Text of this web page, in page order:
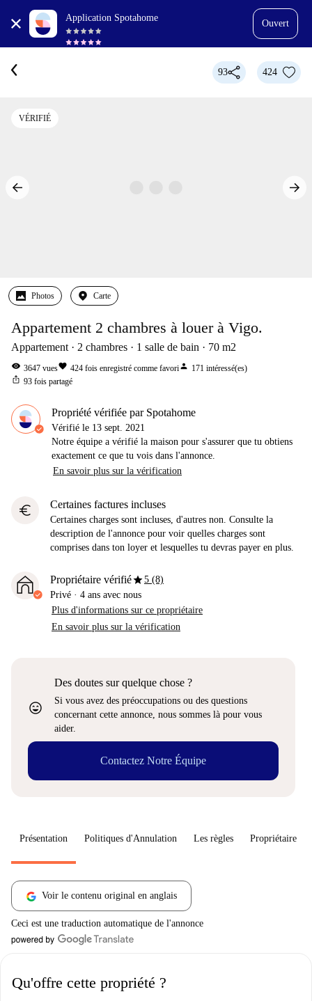
Application Spotahome
Ouvert
93 424
VÉRIFIÉ
Photos Carte
Appartement 2 chambres à louer à Vigo.
Appartement 2 chambres 1 salle de bain 70 m2
visibility 3647 vuesfavorite 424 fois enregistré comme favoriperson 171 intéressé(es)
ios_share 93 fois partagé
Propriété vérifiée par Spotahome
Vérifié le 13 sept. 2021
Notre équipe a vérifié la maison pour s'assurer que tu obtiens
exactement ce que tu vois dans l'annonce.
En savoir plus sur la vérification
euro Certaines factures incluses
Certaines charges sont incluses, d'autres non. Consulte la
description de l'annonce pour voir quelles charges sont
comprises dans ton loyer et lesquelles tu devras payer en plus.
Propriétaire vérifiéstar5 (8)
Privé · 4 ans avec nous
Plus d'informations sur ce propriétaire
En savoir plus sur la vérification
sentiment_very_satisfied
Des doutes sur quelque chose ?
Si vous avez des préoccupations ou des questions
concernant cette annonce, nous sommes là pour vous
aider.
Contactez Notre Équipe
Présentation Politiques d'Annulation Les règles Propriétaire
Voir le contenu original en anglais
Ceci est une traduction automatique de l'annonce
Qu'offre cette propriété ?